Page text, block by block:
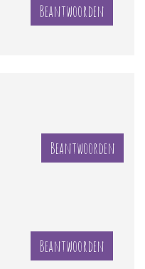
Beantwoorden
Beantwoorden
Beantwoorden